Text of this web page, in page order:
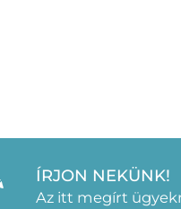
ÍRJON NEKÜNK!
Az itt megírt